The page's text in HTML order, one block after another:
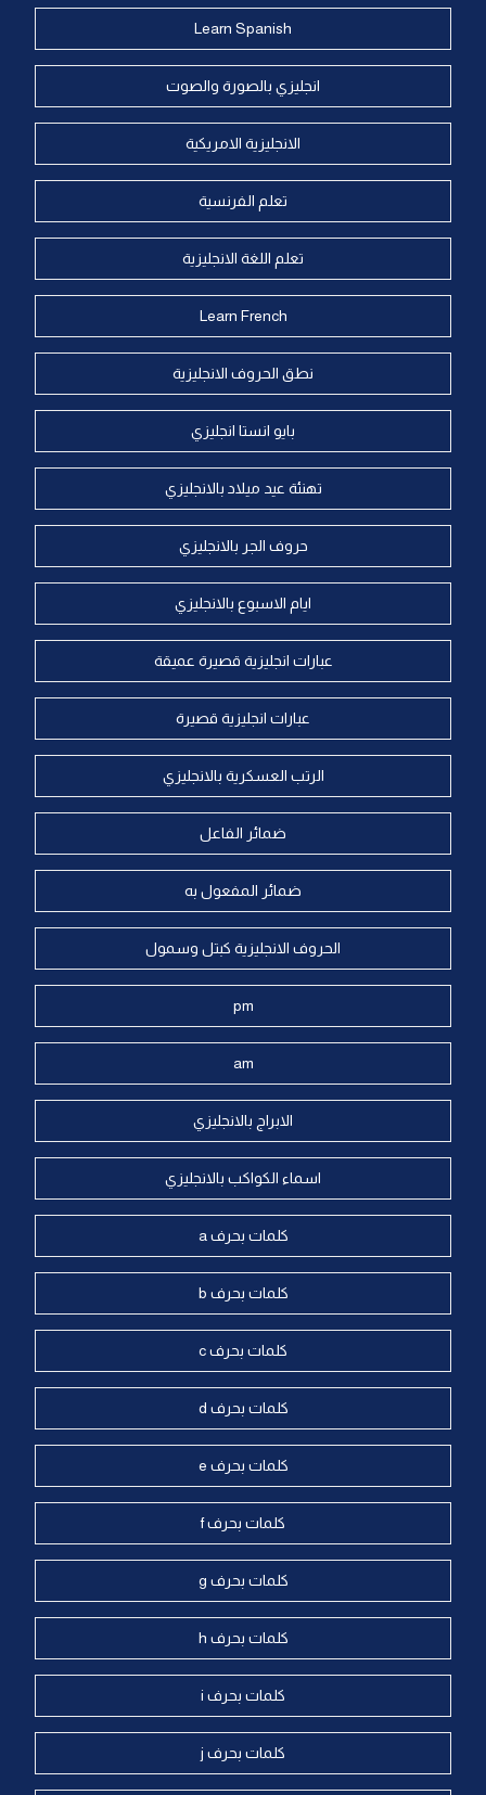
Learn Spanish
انجليزي بالصورة والصوت
الانجليزية الامريكية
تعلم الفرنسية
تعلم اللغة الانجليزية
Learn French
نطق الحروف الانجليزية
بايو انستا انجليزي
تهنئة عيد ميلاد بالانجليزي
حروف الجر بالانجليزي
ايام الاسبوع بالانجليزي
عبارات انجليزية قصيرة عميقة
عبارات انجليزية قصيرة
الرتب العسكرية بالانجليزي
ضمائر الفاعل
ضمائر المفعول به
الحروف الانجليزية كبتل وسمول
pm
am
الابراج بالانجليزي
اسماء الكواكب بالانجليزي
كلمات بحرف a
كلمات بحرف b
كلمات بحرف c
كلمات بحرف d
كلمات بحرف e
كلمات بحرف f
كلمات بحرف g
كلمات بحرف h
كلمات بحرف i
كلمات بحرف j